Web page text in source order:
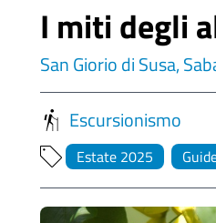
I miti degli
San Giorio di Susa,
Escursionismo
Estate 2025